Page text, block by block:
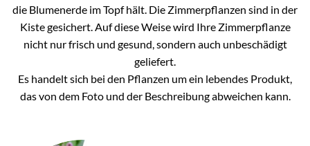
die Blumenerde im Topf hält. Die Zimmerpflanzen sind in der
Kiste gesichert. Auf diese Weise wird Ihre Zimmerpflanze
nicht nur frisch und gesund, sondern auch unbeschädigt
geliefert.
Es handelt sich bei den Pflanzen um ein lebendes Produkt,
das von dem Foto und der Beschreibung abweichen kann.